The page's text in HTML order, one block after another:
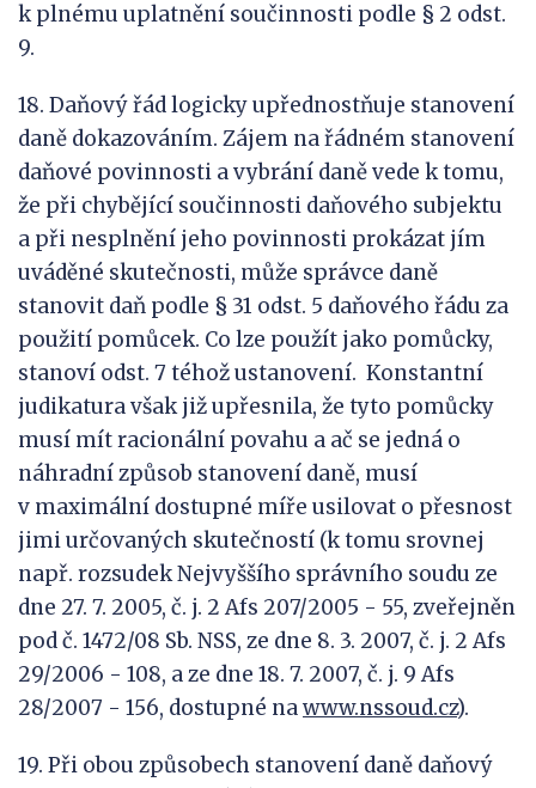
k plnému uplatnění součinnosti podle § 2 odst.
9.
18. Daňový řád logicky upřednostňuje stanovení
daně dokazováním. Zájem na řádném stanovení
daňové povinnosti a vybrání daně vede k tomu,
že při chybějící součinnosti daňového subjektu
a při nesplnění jeho povinnosti prokázat jím
uváděné skutečnosti, může správce daně
stanovit daň podle § 31 odst. 5 daňového řádu za
použití pomůcek. Co lze použít jako pomůcky,
stanoví odst. 7 téhož ustanovení. Konstantní
judikatura však již upřesnila, že tyto pomůcky
musí mít racionální povahu a ač se jedná o
náhradní způsob stanovení daně, musí
v maximální dostupné míře usilovat o přesnost
jimi určovaných skutečností (k tomu srovnej
např. rozsudek Nejvyššího správního soudu ze
dne 27. 7. 2005, č. j. 2 Afs 207/2005 - 55, zveřejněn
pod č. 1472/08 Sb. NSS, ze dne 8. 3. 2007, č. j. 2 Afs
29/2006 - 108, a ze dne 18. 7. 2007, č. j. 9 Afs
28/2007 - 156, dostupné nawww.nssoud.cz).
19. Při obou způsobech stanovení daně daňový